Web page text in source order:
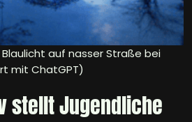
auf nasser Straße bei
mit ChatGPT)
stellt Jugendliche